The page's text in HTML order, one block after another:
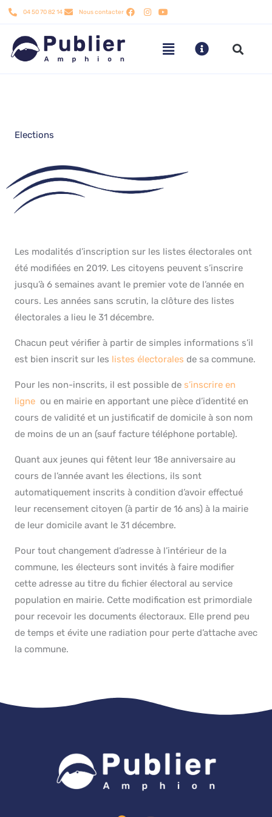
Aller
contenu
04 50 70 82 14 Nous contacter
Elections
Les modalités d’inscription sur les listes électorales ont
été modifiées en 2019. Les citoyens peuvent s’inscrire
jusqu’à 6 semaines avant le premier vote de l’année en
cours. Les années sans scrutin, la clôture des listes
électorales a lieu le 31 décembre.
Chacun peut vérifier à partir de simples informations s’il
est bien inscrit sur les listes électorales de sa commune.
Pour les non-inscrits, il est possible de s’inscrire en
ligne ou en mairie en apportant une pièce d’identité en
cours de validité et un justificatif de domicile à son nom
de moins de un an (sauf facture téléphone portable).
Quant aux jeunes qui fêtent leur 18e anniversaire au
cours de l’année avant les élections, ils sont
automatiquement inscrits à condition d’avoir effectué
leur recensement citoyen (à partir de 16 ans) à la mairie
de leur domicile avant le 31 décembre.
Pour tout changement d’adresse à l’intérieur de la
commune, les électeurs sont invités à faire modifier
cette adresse au titre du fichier électoral au service
population en mairie. Cette modification est primordiale
pour recevoir les documents électoraux. Elle prend peu
de temps et évite une radiation pour perte d’attache avec
la commune.